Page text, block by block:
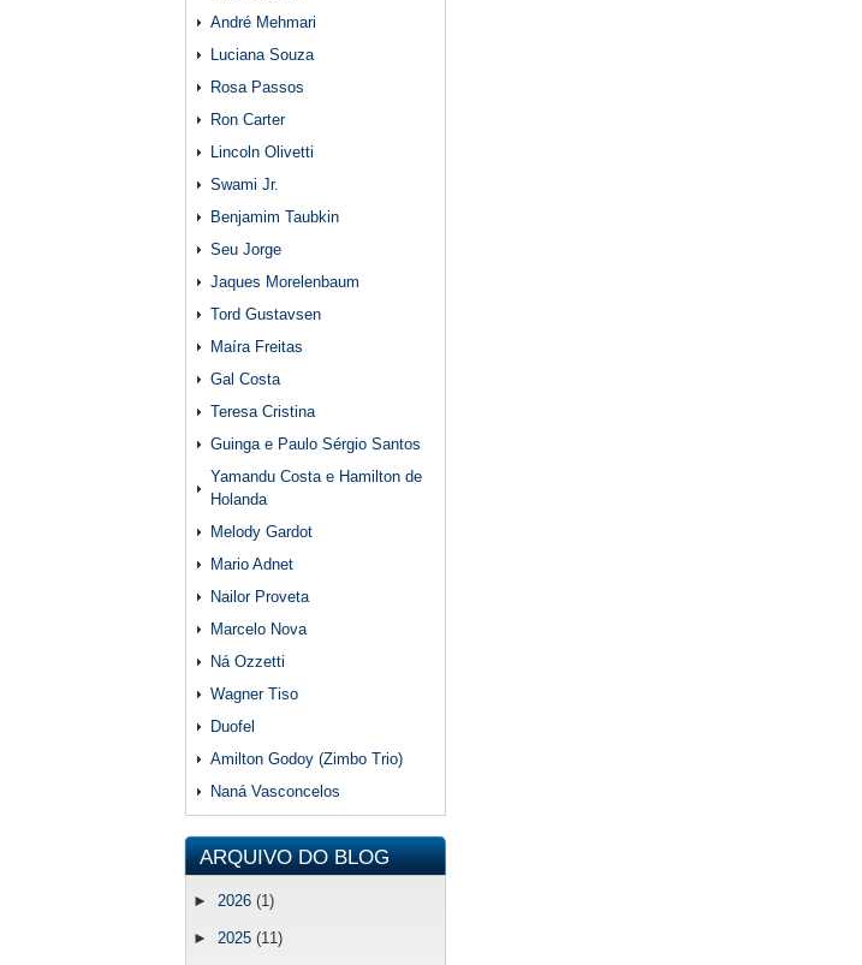
André Mehmari
Luciana Souza
Rosa Passos
Ron Carter
Lincoln Olivetti
Swami Jr.
Benjamim Taubkin
Seu Jorge
Jaques Morelenbaum
Tord Gustavsen
Maíra Freitas
Gal Costa
Teresa Cristina
Guinga e Paulo Sérgio Santos
Yamandu Costa e Hamilton de
Holanda
Melody Gardot
Mario Adnet
Nailor Proveta
Marcelo Nova
Ná Ozzetti
Wagner Tiso
Duofel
Amilton Godoy (Zimbo Trio)
Naná Vasconcelos
ARQUIVO DO BLOG
► 2026 (1)
► 2025 (11)